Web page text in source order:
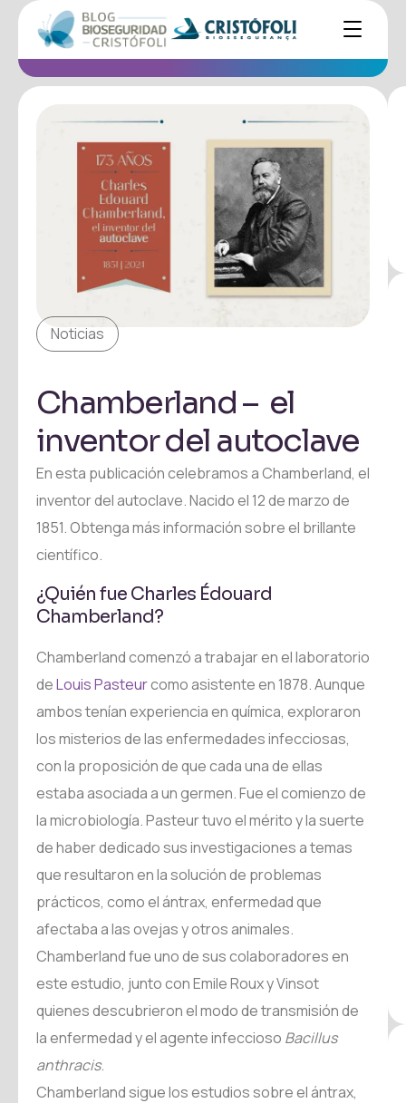
Noticias
Chamberland – el
inventor del autoclave
En esta publicación celebramos a Chamberland, el
inventor del autoclave. Nacido el 12 de marzo de
1851. Obtenga más información sobre el brillante
científico.
¿Quién fue Charles Édouard
Chamberland?
Chamberland comenzó a trabajar en el laboratorio
deLouis Pasteurcomo asistente en 1878. Aunque
ambos tenían experiencia en química, exploraron
los misterios de las enfermedades infecciosas,
con la proposición de que cada una de ellas
estaba asociada a un germen. Fue el comienzo de
la microbiología. Pasteur tuvo el mérito y la suerte
de haber dedicado sus investigaciones a temas
que resultaron en la solución de problemas
prácticos, como el ántrax, enfermedad que
afectaba a las ovejas y otros animales.
Chamberland fue uno de sus colaboradores en
este estudio, junto con Emile Roux y Vinsot
quienes descubrieron el modo de transmisión de
la enfermedad y el agente infeccioso Bacillus
anthracis.
Chamberland sigue los estudios sobre el ántrax,